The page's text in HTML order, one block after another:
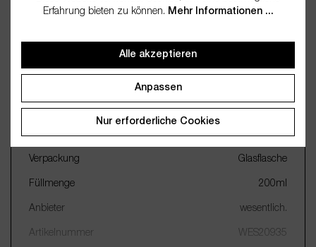
Dokumentation
Reed Diffuser Raumduft Klar
und Frisch
Verpackung Glasflasche
Füllmenge 200ml
Anbieter wesentlich.
Artikelnummer WES20935
Erfahrung bieten zu können. Mehr Informationen ...
Alle akzeptieren
Anpassen
Nur erforderliche Cookies